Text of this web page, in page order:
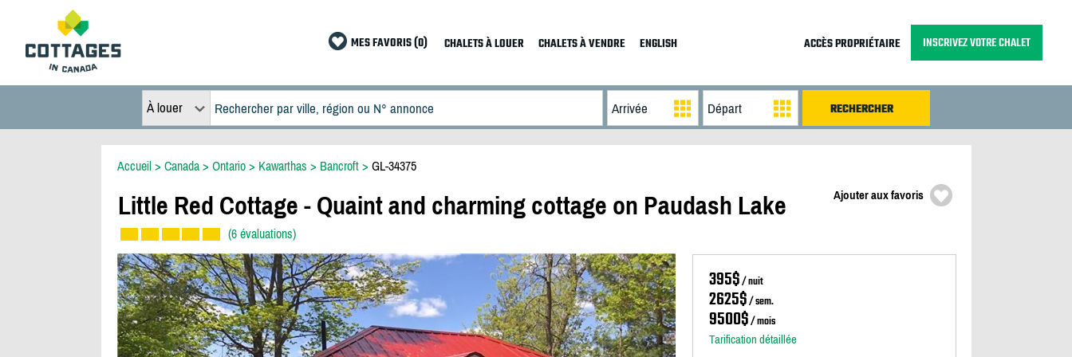
MES FAVORIS (0) CHALETS À LOUER CHALETS À VENDRE ENGLISH ACCÈS PROPRIÉTAIRE INSCRIVEZ VOTRE CHALET
À louer
Accueil> Canada> Ontario> Kawarthas > Bancroft> GL-34375
Little Red Cottage - Quaint and charming cottage on Paudash Lake
(6 évaluations)
Ajouter aux favoris
395$/ nuit
2625$/ sem.
9500$/ mois
Tarification détaillée